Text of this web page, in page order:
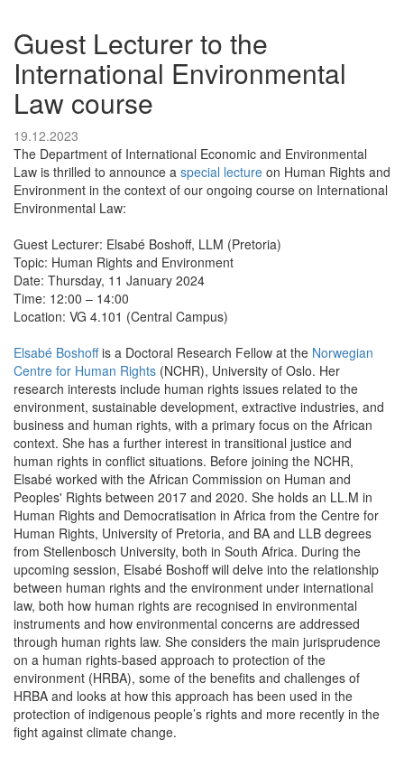
Guest Lecturer to the
International Environmental
Law course
19.12.2023
The Department of International Economic and Environmental
Law is thrilled to announce a special lecture on Human Rights and
Environment in the context of our ongoing course on International
Environmental Law:
Guest Lecturer: Elsabé Boshoff, LLM (Pretoria)
Topic: Human Rights and Environment
Date: Thursday, 11 January 2024
Time: 12:00 – 14:00
Location: VG 4.101 (Central Campus)
Elsabé Boshoffis a Doctoral Research Fellow at the Norwegian
Centre for Human Rights (NCHR), University of Oslo. Her
research interests include human rights issues related to the
environment, sustainable development, extractive industries, and
business and human rights, with a primary focus on the African
context. She has a further interest in transitional justice and
human rights in conflict situations. Before joining the NCHR,
Elsabé worked with the African Commission on Human and
Peoples' Rights between 2017 and 2020. She holds an LL.M in
Human Rights and Democratisation in Africa from the Centre for
Human Rights, University of Pretoria, and BA and LLB degrees
from Stellenbosch University, both in South Africa. During the
upcoming session, Elsabé Boshoff will delve into the relationship
between human rights and the environment under international
law, both how human rights are recognised in environmental
instruments and how environmental concerns are addressed
through human rights law. She considers the main jurisprudence
on a human rights-based approach to protection of the
environment (HRBA), some of the benefits and challenges of
HRBA and looks at how this approach has been used in the
protection of indigenous people’s rights and more recently in the
fight against climate change.